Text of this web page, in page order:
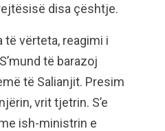
disa çështje.
vërteta, reagimi i
të barazoj
të Salianjit. Presim
vrit tjetrin. S’e
ish-ministrin e